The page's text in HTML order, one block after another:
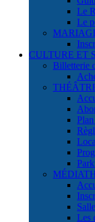
Le
Le
CULTURE ET
Billetterie
Les